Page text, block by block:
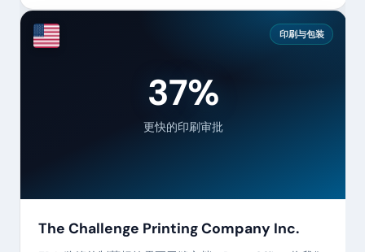
印刷与包装
92%
更快的印刷审批
The Challenge Printing Company Inc.